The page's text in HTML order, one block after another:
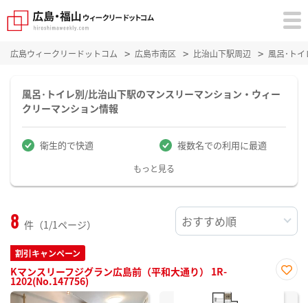
広島ウィークリードットコム 広島市南区 比治山下駅周辺 風呂･ト
風呂･トイレ別/比治山下駅のマンスリーマンション・ウィー
クリーマンション情報
衛生的で快適 複数名での利用に最適
もっと見る
8 件（1/1ページ）
割引キャンペーン
Kマンスリーフジグラン広島前（平和大通り） 1R-
1202(No.147756)
に入